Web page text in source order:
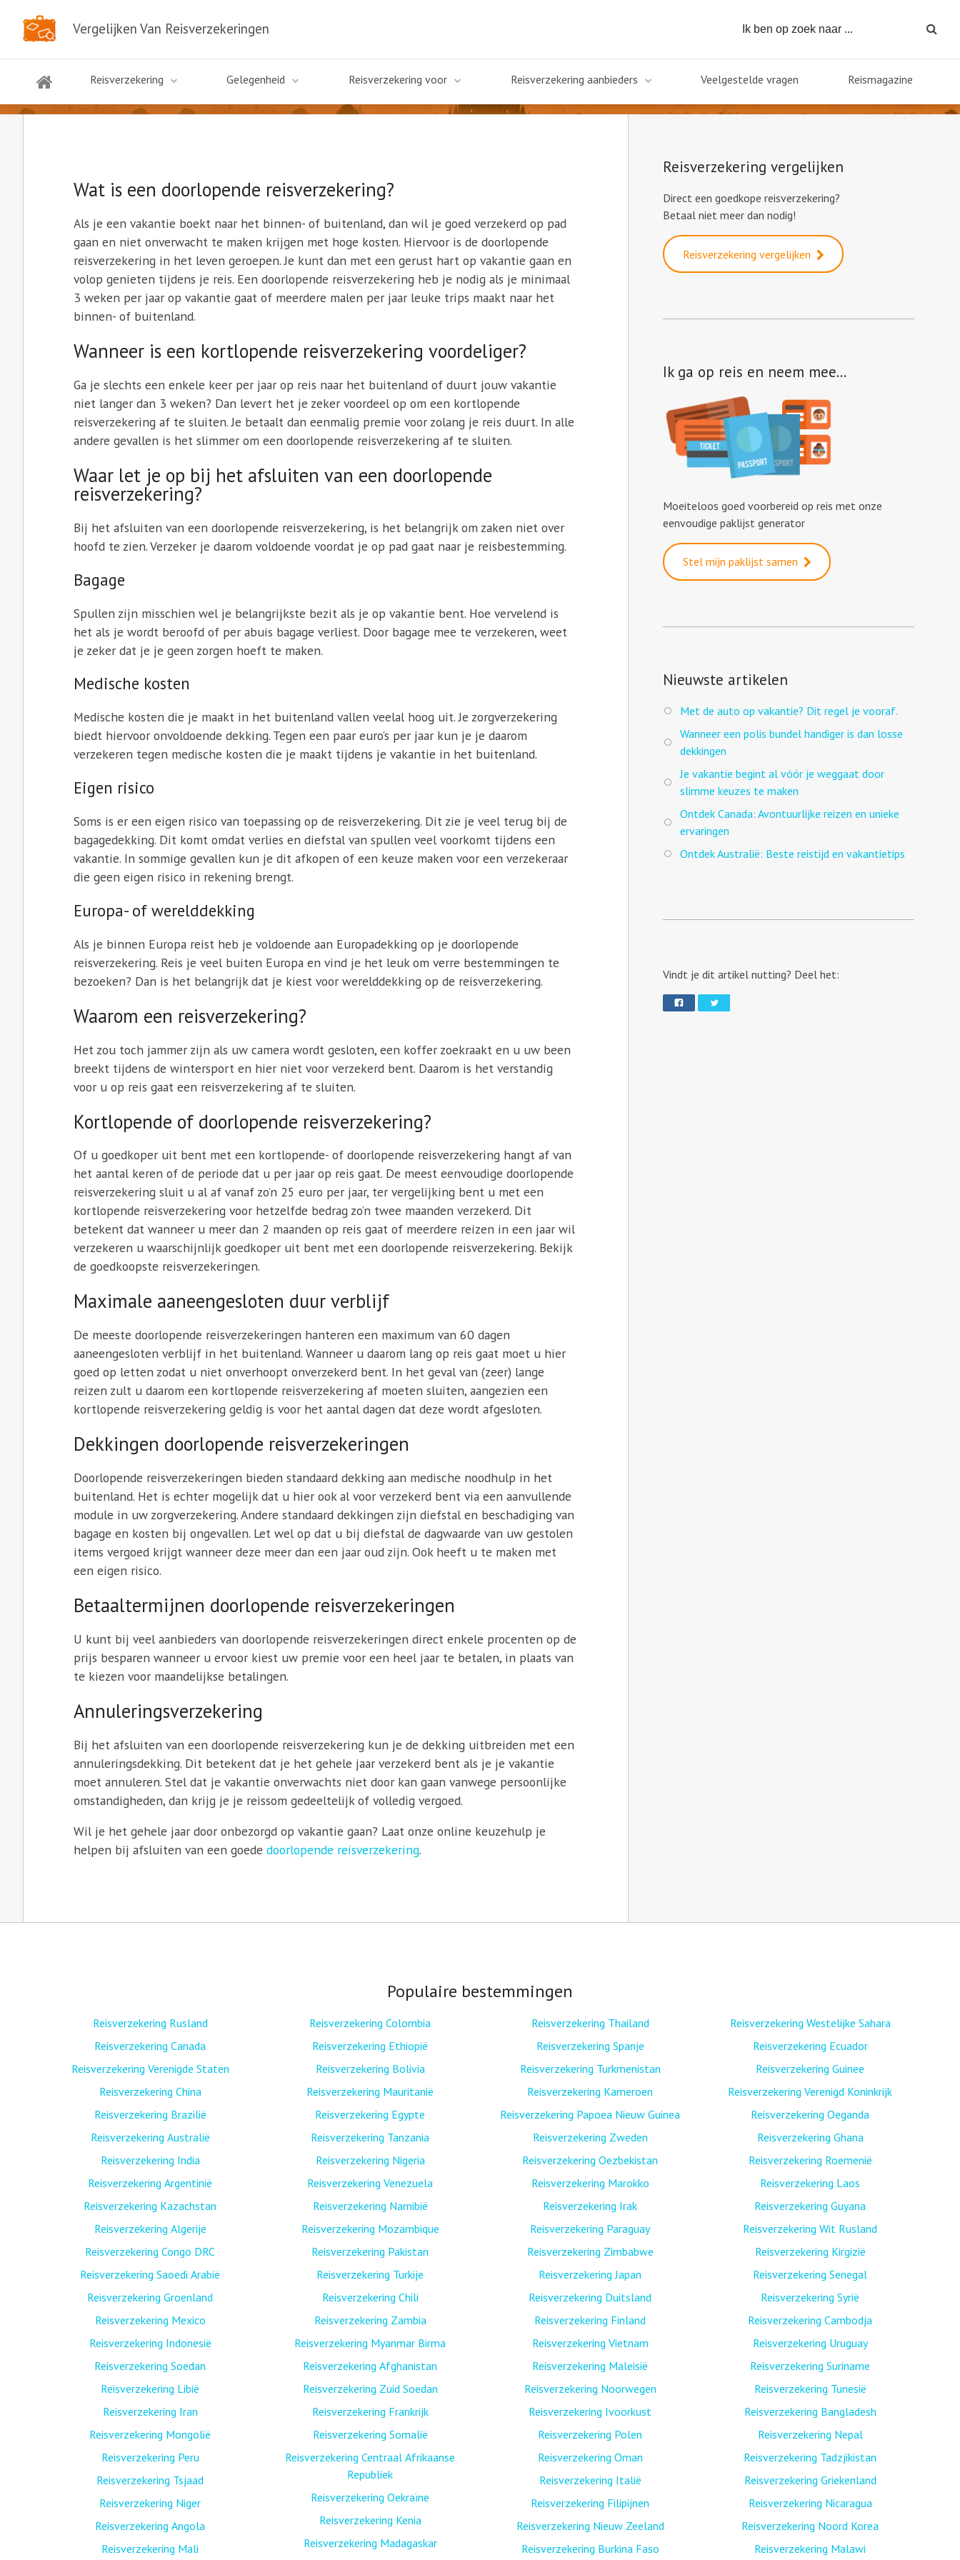
Vergelijken Van Reisverzekeringen
Reisverzekering Gelegenheid Reisverzekering voor Reisverzekering aanbieders Veelgestelde vragen Reismagazine
Doorlopende reisverzekering
Wat is een doorlopende reisverzekering?
Als je een vakantie boekt naar het binnen- of buitenland, dan wil je goed verzekerd op pad
gaan en niet onverwacht te maken krijgen met hoge kosten. Hiervoor is de doorlopende
reisverzekering in het leven geroepen. Je kunt dan met een gerust hart op vakantie gaan en
volop genieten tijdens je reis. Een doorlopende reisverzekering heb je nodig als je minimaal
3 weken per jaar op vakantie gaat of meerdere malen per jaar leuke trips maakt naar het
binnen- of buitenland.
Wanneer is een kortlopende reisverzekering voordeliger?
Ga je slechts een enkele keer per jaar op reis naar het buitenland of duurt jouw vakantie
niet langer dan 3 weken? Dan levert het je zeker voordeel op om een kortlopende
reisverzekering af te sluiten. Je betaalt dan eenmalig premie voor zolang je reis duurt. In alle
andere gevallen is het slimmer om een doorlopende reisverzekering af te sluiten.
Waar let je op bij het afsluiten van een doorlopende
reisverzekering?
Bij het afsluiten van een doorlopende reisverzekering, is het belangrijk om zaken niet over
hoofd te zien. Verzeker je daarom voldoende voordat je op pad gaat naar je reisbestemming.
Bagage
Spullen zijn misschien wel je belangrijkste bezit als je op vakantie bent. Hoe vervelend is
het als je wordt beroofd of per abuis bagage verliest. Door bagage mee te verzekeren, weet
je zeker dat je je geen zorgen hoeft te maken.
Medische kosten
Medische kosten die je maakt in het buitenland vallen veelal hoog uit. Je zorgverzekering
biedt hiervoor onvoldoende dekking. Tegen een paar euro’s per jaar kun je je daarom
verzekeren tegen medische kosten die je maakt tijdens je vakantie in het buitenland.
Eigen risico
Soms is er een eigen risico van toepassing op de reisverzekering. Dit zie je veel terug bij de
bagagedekking. Dit komt omdat verlies en diefstal van spullen veel voorkomt tijdens een
vakantie. In sommige gevallen kun je dit afkopen of een keuze maken voor een verzekeraar
die geen eigen risico in rekening brengt.
Europa- of werelddekking
Als je binnen Europa reist heb je voldoende aan Europadekking op je doorlopende
reisverzekering. Reis je veel buiten Europa en vind je het leuk om verre bestemmingen te
bezoeken? Dan is het belangrijk dat je kiest voor werelddekking op de reisverzekering.
Waarom een reisverzekering?
Het zou toch jammer zijn als uw camera wordt gesloten, een koffer zoekraakt en u uw been
breekt tijdens de wintersport en hier niet voor verzekerd bent. Daarom is het verstandig
voor u op reis gaat een reisverzekering af te sluiten.
Kortlopende of doorlopende reisverzekering?
Of u goedkoper uit bent met een kortlopende- of doorlopende reisverzekering hangt af van
het aantal keren of de periode dat u per jaar op reis gaat. De meest eenvoudige doorlopende
reisverzekering sluit u al af vanaf zo’n 25 euro per jaar, ter vergelijking bent u met een
kortlopende reisverzekering voor hetzelfde bedrag zo’n twee maanden verzekerd. Dit
betekent dat wanneer u meer dan 2 maanden op reis gaat of meerdere reizen in een jaar wil
verzekeren u waarschijnlijk goedkoper uit bent met een doorlopende reisverzekering. Bekijk
de goedkoopste reisverzekeringen.
Maximale aaneengesloten duur verblijf
De meeste doorlopende reisverzekeringen hanteren een maximum van 60 dagen
aaneengesloten verblijf in het buitenland. Wanneer u daarom lang op reis gaat moet u hier
goed op letten zodat u niet onverhoopt onverzekerd bent. In het geval van (zeer) lange
reizen zult u daarom een kortlopende reisverzekering af moeten sluiten, aangezien een
kortlopende reisverzekering geldig is voor het aantal dagen dat deze wordt afgesloten.
Dekkingen doorlopende reisverzekeringen
Doorlopende reisverzekeringen bieden standaard dekking aan medische noodhulp in het
buitenland. Het is echter mogelijk dat u hier ook al voor verzekerd bent via een aanvullende
module in uw zorgverzekering. Andere standaard dekkingen zijn diefstal en beschadiging van
bagage en kosten bij ongevallen. Let wel op dat u bij diefstal de dagwaarde van uw gestolen
items vergoed krijgt wanneer deze meer dan een jaar oud zijn. Ook heeft u te maken met
een eigen risico.
Betaaltermijnen doorlopende reisverzekeringen
U kunt bij veel aanbieders van doorlopende reisverzekeringen direct enkele procenten op de
prijs besparen wanneer u ervoor kiest uw premie voor een heel jaar te betalen, in plaats van
te kiezen voor maandelijkse betalingen.
Annuleringsverzekering
Bij het afsluiten van een doorlopende reisverzekering kun je de dekking uitbreiden met een
annuleringsdekking. Dit betekent dat je het gehele jaar verzekerd bent als je je vakantie
moet annuleren. Stel dat je vakantie onverwachts niet door kan gaan vanwege persoonlijke
omstandigheden, dan krijg je je reissom gedeeltelijk of volledig vergoed.
Wil je het gehele jaar door onbezorgd op vakantie gaan? Laat onze online keuzehulp je
helpen bij afsluiten van een goededoorlopende reisverzekering.
Reisverzekering vergelijken
Direct een goedkope reisverzekering?
Betaal niet meer dan nodig!
Reisverzekering vergelijken
Ik ga op reis en neem mee…
Moeiteloos goed voorbereid op reis met onze
eenvoudige paklijst generator
Stel mijn paklijst samen
Nieuwste artikelen
Met de auto op vakantie? Dit regel je vooraf.
Wanneer een polis bundel handiger is dan losse
dekkingen
Je vakantie begint al vóór je weggaat door
slimme keuzes te maken
Ontdek Canada: Avontuurlijke reizen en unieke
ervaringen
Ontdek Australië: Beste reistijd en vakantietips
Vindt je dit artikel nutting? Deel het:
Populaire bestemmingen
Reisverzekering Rusland
Reisverzekering Canada
Reisverzekering Verenigde Staten
Reisverzekering China
Reisverzekering Brazilië
Reisverzekering Australië
Reisverzekering India
Reisverzekering Argentinië
Reisverzekering Kazachstan
Reisverzekering Algerije
Reisverzekering Congo DRC
Reisverzekering Saoedi Arabië
Reisverzekering Groenland
Reisverzekering Mexico
Reisverzekering Indonesië
Reisverzekering Soedan
Reisverzekering Libië
Reisverzekering Iran
Reisverzekering Mongolië
Reisverzekering Peru
Reisverzekering Tsjaad
Reisverzekering Niger
Reisverzekering Angola
Reisverzekering Mali
Reisverzekering Colombia
Reisverzekering Ethiopië
Reisverzekering Bolivia
Reisverzekering Mauritanië
Reisverzekering Egypte
Reisverzekering Tanzania
Reisverzekering Nigeria
Reisverzekering Venezuela
Reisverzekering Namibië
Reisverzekering Mozambique
Reisverzekering Pakistan
Reisverzekering Turkije
Reisverzekering Chili
Reisverzekering Zambia
Reisverzekering Myanmar Birma
Reisverzekering Afghanistan
Reisverzekering Zuid Soedan
Reisverzekering Frankrijk
Reisverzekering Somalië
Reisverzekering Centraal Afrikaanse
Republiek
Reisverzekering Oekraïne
Reisverzekering Kenia
Reisverzekering Madagaskar
Reisverzekering Thailand
Reisverzekering Spanje
Reisverzekering Turkmenistan
Reisverzekering Kameroen
Reisverzekering Papoea Nieuw Guinea
Reisverzekering Zweden
Reisverzekering Oezbekistan
Reisverzekering Marokko
Reisverzekering Irak
Reisverzekering Paraguay
Reisverzekering Zimbabwe
Reisverzekering Japan
Reisverzekering Duitsland
Reisverzekering Finland
Reisverzekering Vietnam
Reisverzekering Maleisië
Reisverzekering Noorwegen
Reisverzekering Ivoorkust
Reisverzekering Polen
Reisverzekering Oman
Reisverzekering Italië
Reisverzekering Filipijnen
Reisverzekering Nieuw Zeeland
Reisverzekering Burkina Faso
Reisverzekering Westelijke Sahara
Reisverzekering Ecuador
Reisverzekering Guinee
Reisverzekering Verenigd Koninkrijk
Reisverzekering Oeganda
Reisverzekering Ghana
Reisverzekering Roemenië
Reisverzekering Laos
Reisverzekering Guyana
Reisverzekering Wit Rusland
Reisverzekering Kirgizië
Reisverzekering Senegal
Reisverzekering Syrië
Reisverzekering Cambodja
Reisverzekering Uruguay
Reisverzekering Suriname
Reisverzekering Tunesië
Reisverzekering Bangladesh
Reisverzekering Nepal
Reisverzekering Tadzjikistan
Reisverzekering Griekenland
Reisverzekering Nicaragua
Reisverzekering Noord Korea
Reisverzekering Malawi